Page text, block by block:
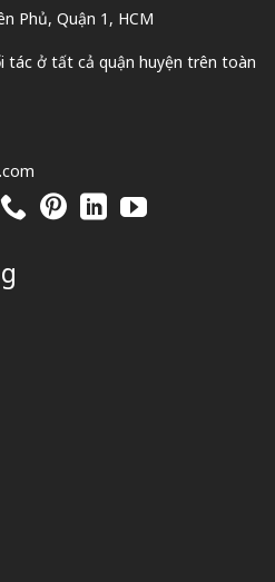
Phủ, Quận 1, HCM
tác ở tất cả quận huyện trên toàn